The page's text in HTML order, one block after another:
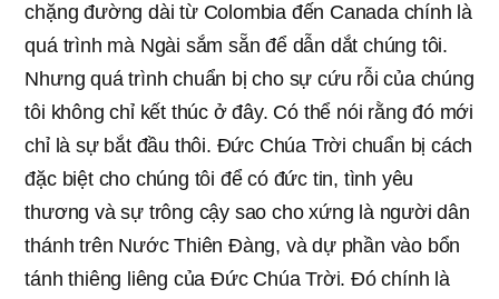
chặng đường dài từ Colombia đến Canada chính là
quá trình mà Ngài sắm sẵn để dẫn dắt chúng tôi.
Nhưng quá trình chuẩn bị cho sự cứu rỗi của chúng
tôi không chỉ kết thúc ở đây. Có thể nói rằng đó mới
chỉ là sự bắt đầu thôi. Đức Chúa Trời chuẩn bị cách
đặc biệt cho chúng tôi để có đức tin, tình yêu
thương và sự trông cậy sao cho xứng là người dân
thánh trên Nước Thiên Đàng, và dự phần vào bổn
tánh thiêng liêng của Đức Chúa Trời. Đó chính là